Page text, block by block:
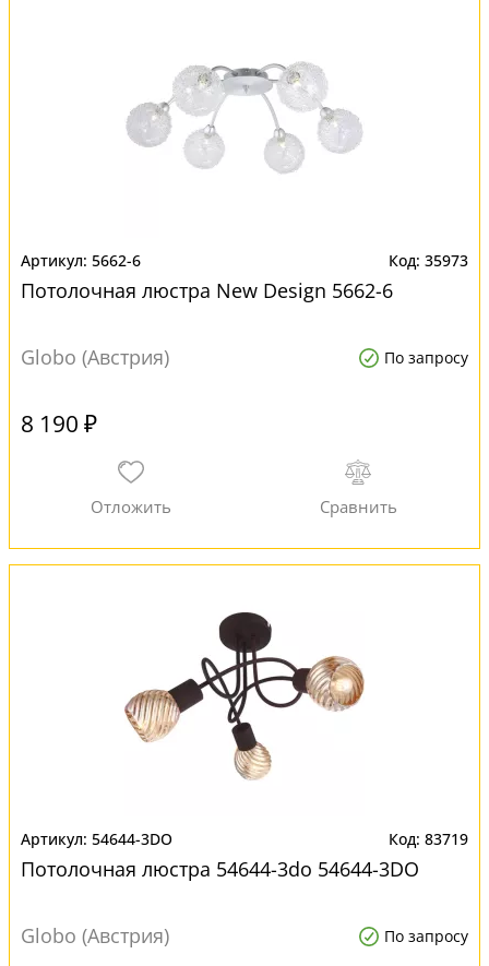
5662-6 35973
Потолочная люстра New Design 5662-6
Globo (Австрия) По запросу
8 190 ₽
54644-3DO 83719
Потолочная люстра 54644-3do 54644-3DO
Globo (Австрия) По запросу